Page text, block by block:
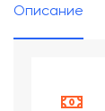
Описание